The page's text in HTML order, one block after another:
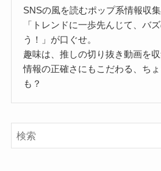
SNSの風を読むポップ系情報収集
「トレンドに一歩先んじて、バ
う！」が口ぐせ。
趣味は、推しの切り抜き動画を収
情報の正確さにもこだわる、ち
も？